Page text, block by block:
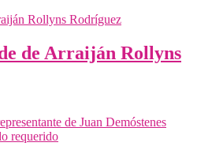
de Arraiján Rollyns